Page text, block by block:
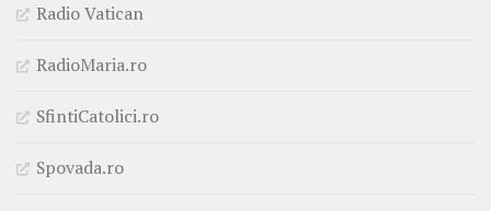
Radio Vatican
RadioMaria.ro
SfintiCatolici.ro
Spovada.ro